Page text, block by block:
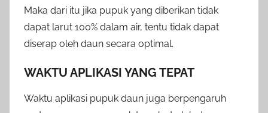
Maka dari itu jika pupuk yang diberikan tidak
dapat larut 100% dalam air, tentu tidak dapat
diserap oleh daun secara optimal.
WAKTU APLIKASI YANG TEPAT
Waktu aplikasi pupuk daun juga berpengaruh